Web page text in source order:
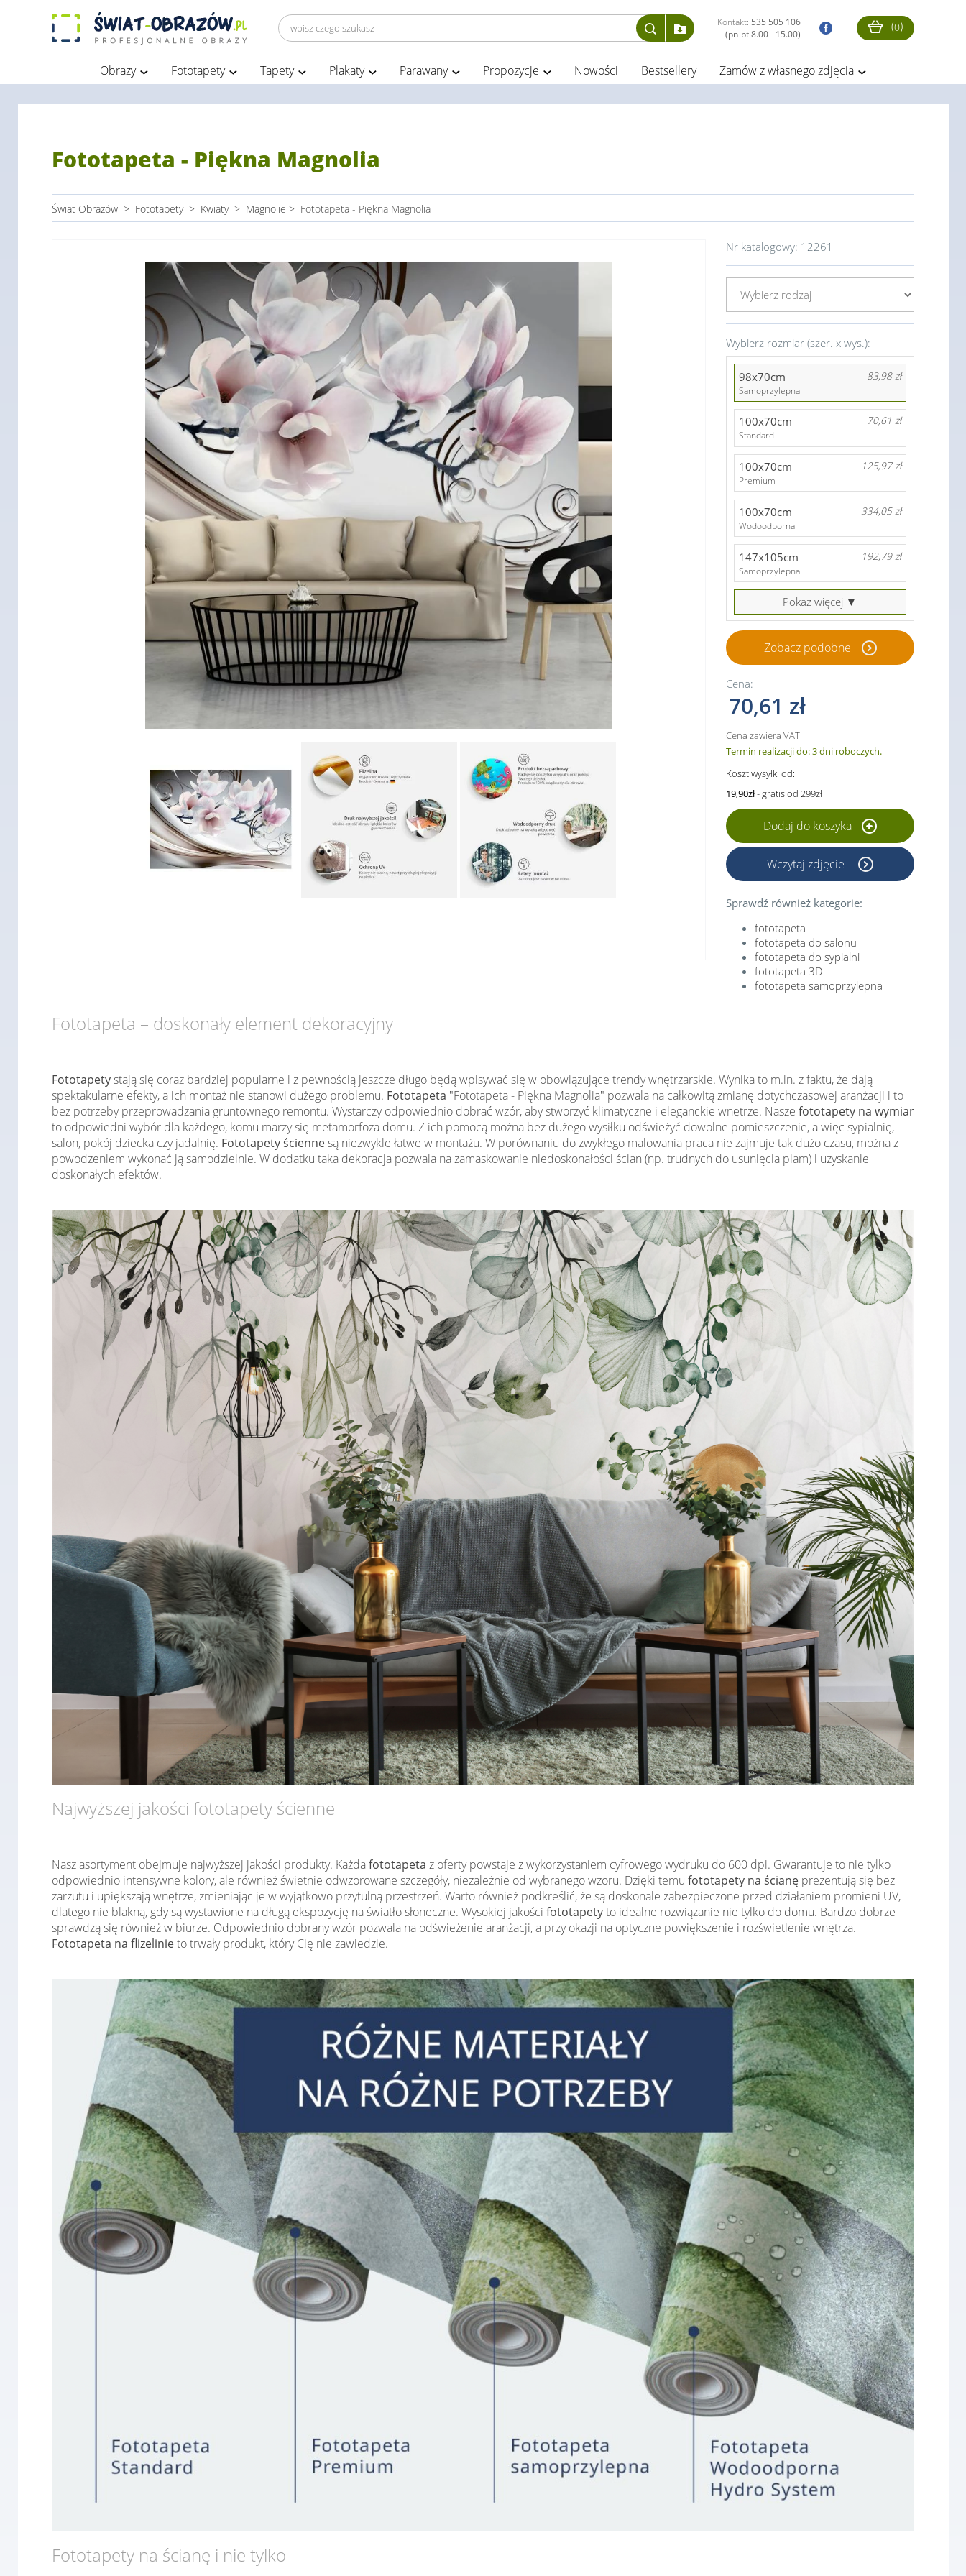
Kontakt: 535 505 106
(pn-pt 8.00 - 15.00)
(0)
Obrazy Fototapety Tapety Plakaty Parawany Propozycje Nowości Bestsellery Zamów z własnego zdjęcia
Fototapeta - Piękna Magnolia
Świat Obrazów > Fototapety > Kwiaty > Magnolie > Fototapeta - Piękna Magnolia
Nr katalogowy: 12261
Wybierz rozmiar (szer. x wys.):
98x70cm 83,98 zł
Samoprzylepna
100x70cm 70,61 zł
Standard
100x70cm 125,97 zł
Premium
100x70cm 334,05 zł
Wodoodporna
147x105cm 192,79 zł
Samoprzylepna
Pokaż więcej ▼
Zobacz podobne
Cena:
70,61 zł
Cena zawiera VAT
Termin realizacji do: 3 dni roboczych.
Koszt wysyłki od:
19,90zł- gratis od 299zł
Dodaj do koszyka
Wczytaj zdjęcie
Sprawdź również kategorie:
fototapeta
fototapeta do salonu
fototapeta do sypialni
fototapeta 3D
fototapeta samoprzylepna
Fototapeta – doskonały element dekoracyjny
Fototapetystają się coraz bardziej popularne i z pewnością jeszcze długo będą wpisywać się w obowiązujące trendy wnętrzarskie. Wynika to m.in. z faktu, że dają
spektakularne efekty, a ich montaż nie stanowi dużego problemu. Fototapeta "Fototapeta - Piękna Magnolia" pozwala na całkowitą zmianę dotychczasowej aranżacji i to
bez potrzeby przeprowadzania gruntownego remontu. Wystarczy odpowiednio dobrać wzór, aby stworzyć klimatyczne i eleganckie wnętrze. Nasze fototapety na wymiar
to odpowiedni wybór dla każdego, komu marzy się metamorfoza domu. Z ich pomocą można bez dużego wysiłku odświeżyć dowolne pomieszczenie, a więc sypialnię,
salon, pokój dziecka czy jadalnię. Fototapety ściennesą niezwykle łatwe w montażu. W porównaniu do zwykłego malowania praca nie zajmuje tak dużo czasu, można z
powodzeniem wykonać ją samodzielnie. W dodatku taka dekoracja pozwala na zamaskowanie niedoskonałości ścian (np. trudnych do usunięcia plam) i uzyskanie
doskonałych efektów.
Najwyższej jakości fototapety ścienne
Nasz asortyment obejmuje najwyższej jakości produkty. Każdafototapeta z oferty powstaje z wykorzystaniem cyfrowego wydruku do 600 dpi. Gwarantuje to nie tylko
odpowiednio intensywne kolory, ale również świetnie odwzorowane szczegóły, niezależnie od wybranego wzoru. Dzięki temu fototapety na ścianę prezentują się bez
zarzutu i upiększają wnętrze, zmieniając je w wyjątkowo przytulną przestrzeń. Warto również podkreślić, że są doskonale zabezpieczone przed działaniem promieni UV,
dlatego nie blakną, gdy są wystawione na długą ekspozycję na światło słoneczne. Wysokiej jakości fototapetyto idealne rozwiązanie nie tylko do domu. Bardzo dobrze
sprawdzą się również w biurze. Odpowiednio dobrany wzór pozwala na odświeżenie aranżacji, a przy okazji na optyczne powiększenie i rozświetlenie wnętrza.
Fototapeta na flizelinieto trwały produkt, który Cię nie zawiedzie.
Fototapety na ścianę i nie tylko